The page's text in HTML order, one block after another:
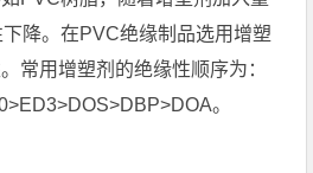
降。在PVC绝缘制品选用增塑
常用增塑剂的绝缘性顺序为：
。